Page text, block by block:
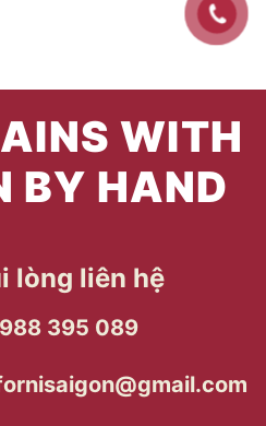
WITH
BY HAND
lòng liên hệ
395 089